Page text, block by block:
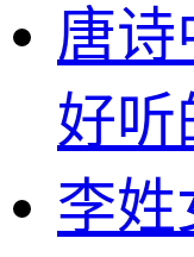
唐诗
好听
李姓